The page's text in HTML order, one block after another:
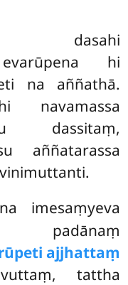
dasahi
hi
na aññathā.
navamassa
dassitaṃ,
aññatarassa
imesaṃyeva
padānaṃ
ajjhattaṃ
tattha